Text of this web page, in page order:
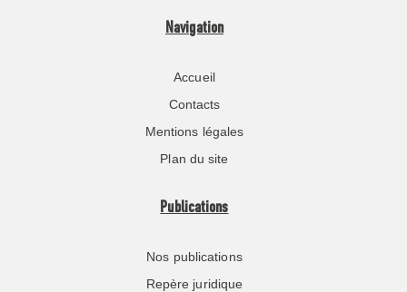
Navigation
Accueil
Contacts
Mentions légales
Plan du site
Publications
Nos publications
Repère juridique